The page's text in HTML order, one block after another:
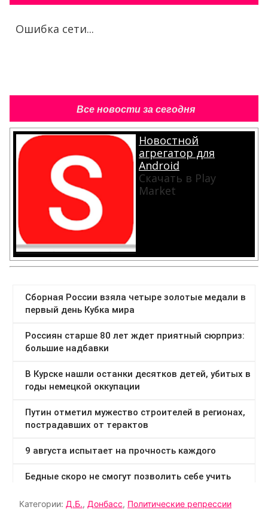
Ошибка сети...
Все новости за сегодня
Новостной
агрегатор для
Android
Скачать в Play
Market
Категории: Д.Б., Донбасс, Политические репрессии